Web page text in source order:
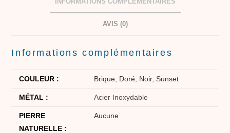
AVIS (0)
Informations complémentaires
COULEUR : Brique Doré Noir,Sunset
MÉTAL : Acier Inoxydable
PIERRE
NATURELLE :
Aucune